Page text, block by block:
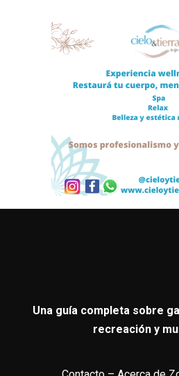
Una guía completa sobre
recreación y